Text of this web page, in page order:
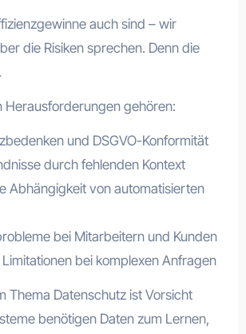
auch sind – wir
die Risiken sprechen. Denn die
Herausforderungen gehören:
und DSGVO-Konformität
durch fehlenden Kontext
Abhängigkeit von automatisierten
bei Mitarbeitern und Kunden
bei komplexen Anfragen
Thema Datenschutz ist Vorsicht
benötigen Daten zum Lernen,